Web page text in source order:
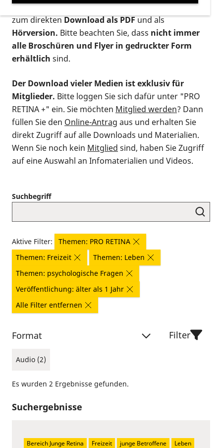
postalischen Bestellung als gedruckte Variante
zum direktenDownload als PDFund als
Hörversion. Bitte beachten Sie, dass nicht immer
alle Broschüren und Flyer in gedruckter Form
erhältlich sind.
Der Download vieler Medien ist exklusiv für
Mitglieder. Bitte loggen Sie sich dafür unter "PRO
RETINA +" ein. Sie möchten Mitglied werden? Dann
füllen Sie den Online-Antrag aus und erhalten Sie
direkt Zugriff auf alle Downloads und Materialien.
Wenn Sie noch kein Mitglied sind, haben Sie Zugriff
auf eine Auswahl an Infomaterialien und Videos.
Suchbegriff
Aktive Filter:
Themen: PRO RETINA
Themen: Freizeit
Themen: Leben
Themen: psychologische Fragen
Veröffentlichung: älter als 1 Jahr
Alle Filter entfernen
Format
Audio (2)
Filter
Es wurden 2 Ergebnisse gefunden.
Suchergebnisse
Bereich Junge Retina Freizeit junge Betroffene Leben